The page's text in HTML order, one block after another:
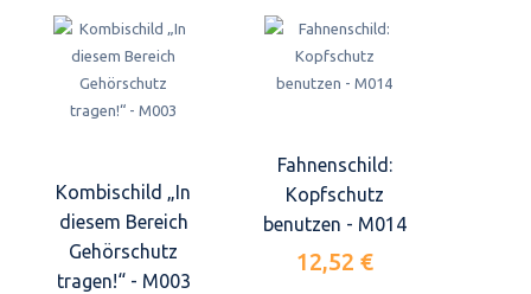
Kombischild „In
diesem Bereich
Gehörschutz
tragen!“ - M003
Fahnenschild:
Kopfschutz
benutzen - M014
12,52 €